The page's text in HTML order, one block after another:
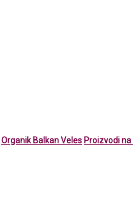
Organik Balkan Veles Proizvodi